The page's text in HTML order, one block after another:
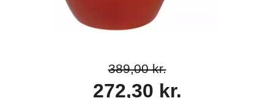
389,00 kr.
272,30 kr.